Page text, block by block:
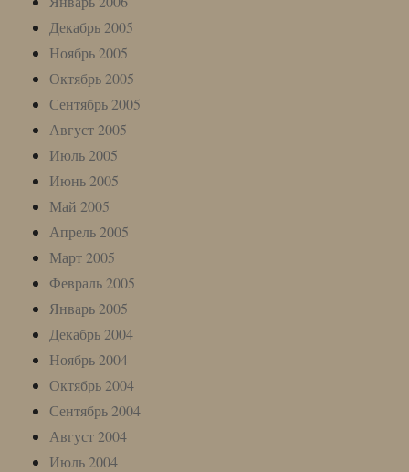
Декабрь 2005
Ноябрь 2005
Октябрь 2005
Сентябрь 2005
Август 2005
Июль 2005
Июнь 2005
Май 2005
Апрель 2005
Март 2005
Февраль 2005
Январь 2005
Декабрь 2004
Ноябрь 2004
Октябрь 2004
Сентябрь 2004
Август 2004
Июль 2004